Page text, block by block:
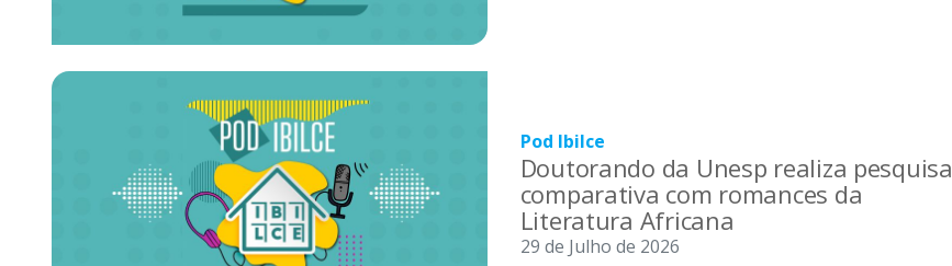
Pod Ibilce
Doutorando da Unesp realiza pesquisa
comparativa com romances da
Literatura Africana
29 de Julho de 2026